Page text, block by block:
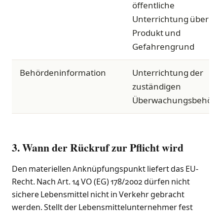
öffentliche
Unterrichtung über
Produkt und
Gefahrengrund
Behördeninformation
Unterrichtung der
zuständigen
3. Wann der Rückruf zur Pflicht wird
Den materiellen Anknüpfungspunkt liefert das EU-
Recht. Nach Art. 14 VO (EG) 178/2002 dürfen nicht
sichere Lebensmittel nicht in Verkehr gebracht
werden. Stellt der Lebensmittelunternehmer fest